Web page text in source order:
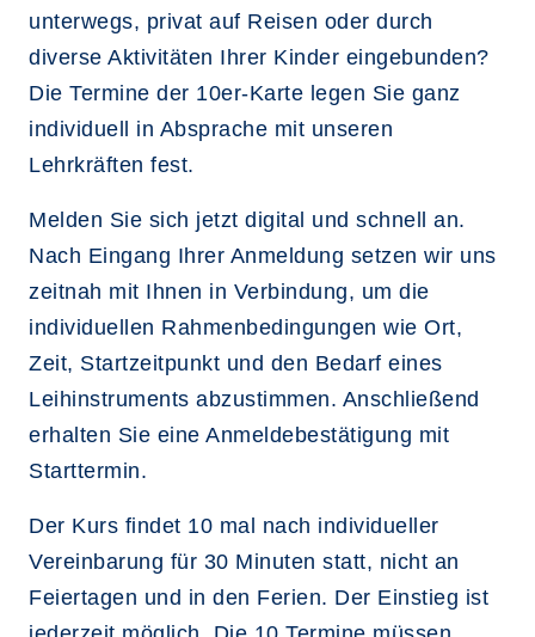
unterwegs, privat auf Reisen oder durch
diverse Aktivitäten Ihrer Kinder eingebunden?
Die Termine der 10er-Karte legen Sie ganz
individuell in Absprache mit unseren
Lehrkräften fest.
Melden Sie sich jetzt digital und schnell an.
Nach Eingang Ihrer Anmeldung setzen wir uns
zeitnah mit Ihnen in Verbindung, um die
individuellen Rahmenbedingungen wie Ort,
Zeit, Startzeitpunkt und den Bedarf eines
Leihinstruments abzustimmen. Anschließend
erhalten Sie eine Anmeldebestätigung mit
Starttermin.
Der Kurs findet 10 mal nach individueller
Vereinbarung für 30 Minuten statt, nicht an
Feiertagen und in den Ferien. Der Einstieg ist